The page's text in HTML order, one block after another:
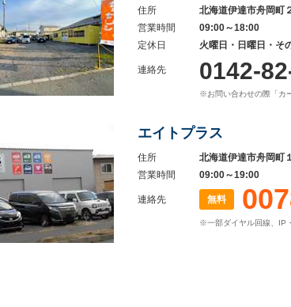
住所
北海道伊達市舟岡町
営業時間
09:00～18:00
定休日
火曜日・日曜日・そ
連絡先 0142-
※お問い合わせの際「カ
エイトプラス
住所
北海道伊達市舟岡町
営業時間
09:00～19:00
連絡先 無料
※一部ダイヤル回線、IP